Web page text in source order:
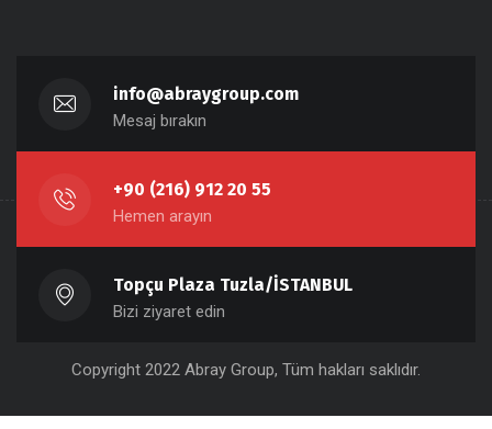
info@abraygroup.com
Mesaj bırakın
+90 (216) 912 20 55
Hemen arayın
Topçu Plaza Tuzla/İSTANBUL
Bizi ziyaret edin
Copyright 2022 Abray Group, Tüm hakları saklıdır.